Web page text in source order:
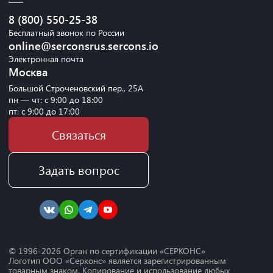
8 (800) 550-25-38
Бесплатный звонок по России
online@serconsrus.sercons.io
Электронная почта
Москва
Большой Строченовский пер., 25А
пн — чт: с 9:00 до 18:00
пт: с 9:00 до 17:00
Связаться
Задать вопрос
© 1996-2026 Орган по сертификации «СЕРКОНС»
Логотип ООО «Серконс» является зарегистрированным
товарным знаком. Копирование и использование любых